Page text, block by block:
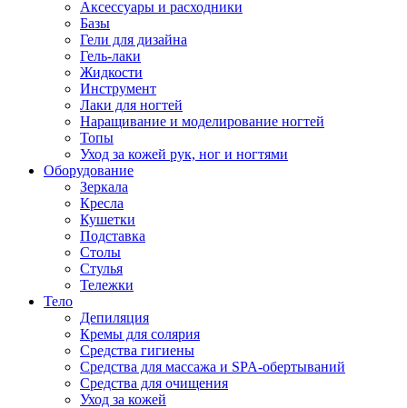
Аксессуары и расходники
Базы
Гели для дизайна
Гель-лаки
Жидкости
Инструмент
Лаки для ногтей
Наращивание и моделирование ногтей
Топы
Уход за кожей рук, ног и ногтями
Оборудование
Зеркала
Кресла
Кушетки
Подставка
Столы
Стулья
Тележки
Тело
Депиляция
Кремы для солярия
Средства гигиены
Средства для массажа и SPA-обертываний
Средства для очищения
Уход за кожей